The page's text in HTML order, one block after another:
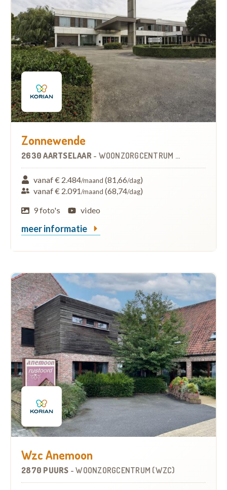
Zonnewende
2630 AARTSELAAR - WOONZORGCENTRUM (WZC)
vanaf € 2.484/maand (81,66/dag)
vanaf € 2.091/maand (68,74/dag)
9 foto's
video
meer informatie
Wzc Anemoon
2870 PUURS -WOONZORGCENTRUM (WZC)